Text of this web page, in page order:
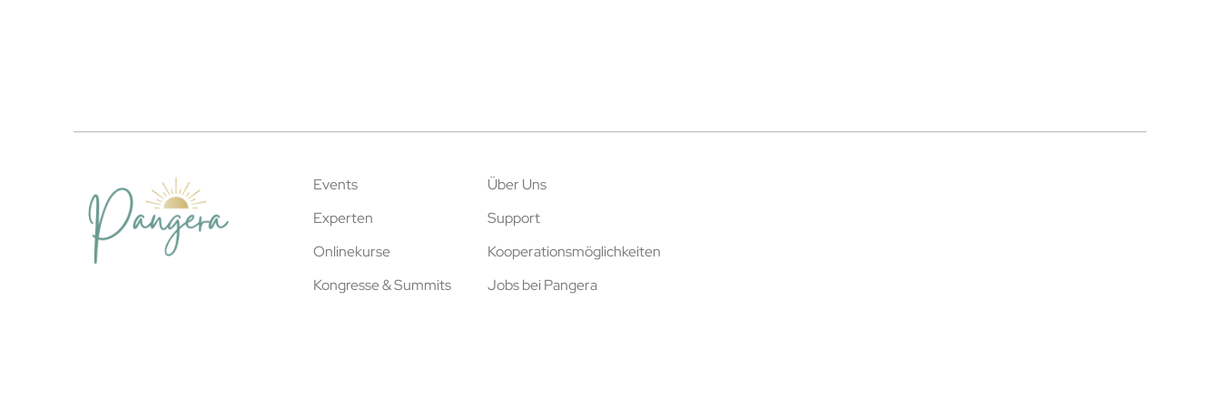
Events
Experten
Onlinekurse
Kongresse & Summits
Über Uns
Support
Kooperationsmöglichkeiten
Jobs bei Pangera